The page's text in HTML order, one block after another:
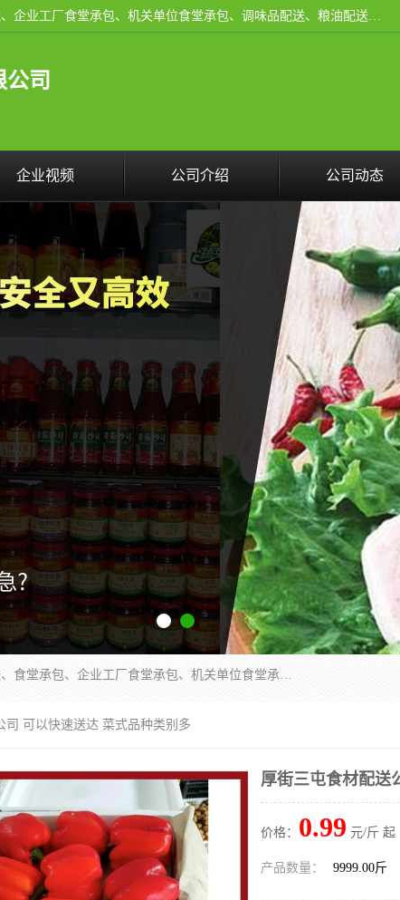
东莞市康隆膳食管理有限公司主要从事：蔬菜配送、食堂承包、企业工厂食堂承包、机关单位食堂承包、调味品配送、粮油配送、干货配送、副食配送、水果配送、海鲜配送等业务，东莞蔬菜配送电话，咨询在线客服。
司
企业视频 公司介绍 公司动态
东莞市康隆膳食管理有限公司主要从事：蔬菜配送、食堂承包、企业工厂食堂承包、机关单位食堂承包、调味品配送、粮油配送、干货配送、副食配送、水果配送、海鲜配送等业务，东莞蔬菜配送电话，咨询在线客服。
司 可以快速送达 菜式品种类别多
厚街三屯食材配送
价格： 0.99 元/斤 起
产品数量： 9999.00斤